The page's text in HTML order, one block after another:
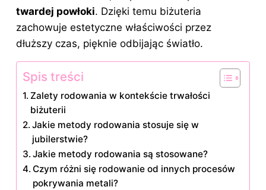
twardej powłoki. Dzięki temu biżuteria
zachowuje estetyczne właściwości przez
dłuższy czas, pięknie odbijając światło.
Spis treści
Zalety rodowania w kontekście trwałości
biżuterii
Jakie metody rodowania stosuje się w
jubilerstwie?
Jakie metody rodowania są stosowane?
Czym różni się rodowanie od innych procesów
pokrywania metali?